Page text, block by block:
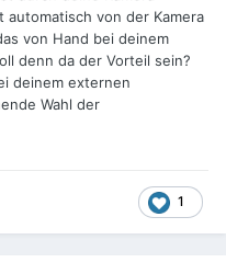
von der Kamera
von Hand bei deinem
denn da der Vorteil sein?
deinem externen
Wahl der
1